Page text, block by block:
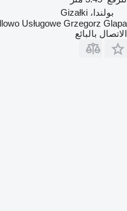
بولندا، Gizałki
Usługowe Grzegorz Glapa
الاتصال بالبائع